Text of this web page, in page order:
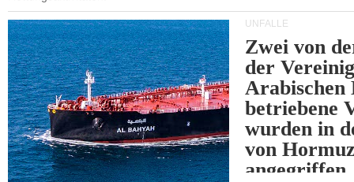
UNFÄLLE
Zwei von
der
Arabischen
betriebene
wurden in
von
angegriffen.